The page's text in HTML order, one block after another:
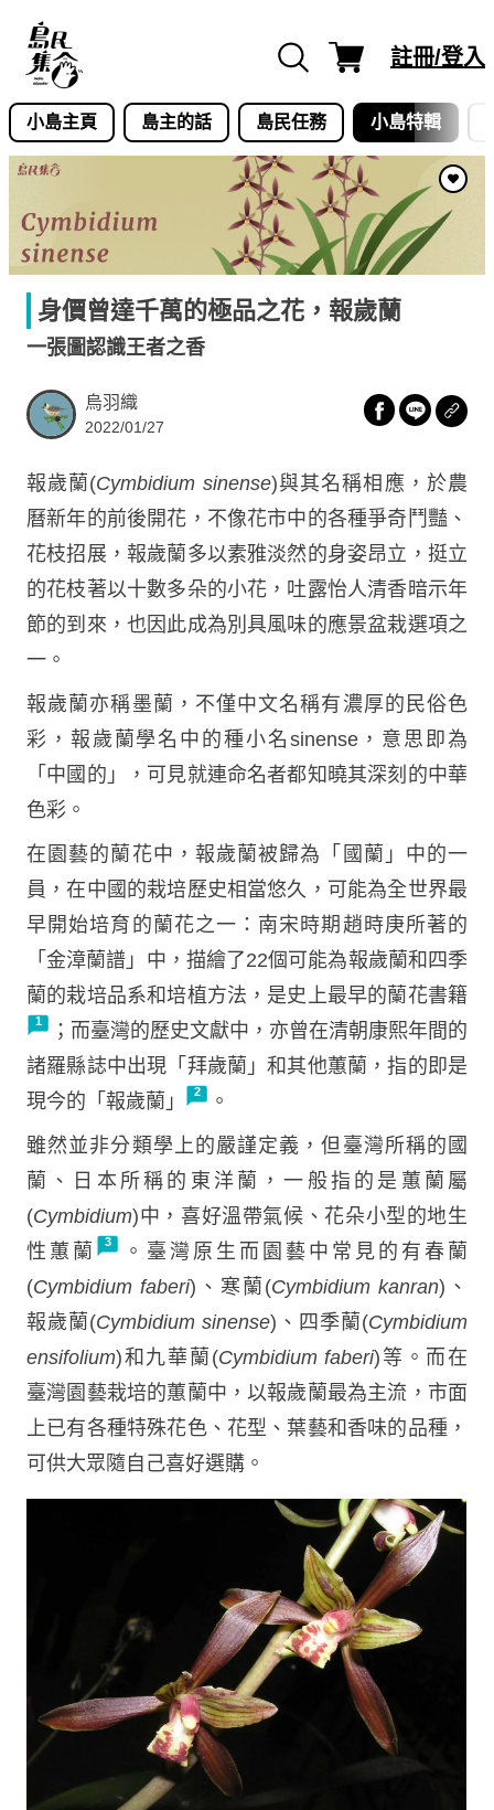
content
註冊/登入
小島主頁 島主的話 島民任務 小島特輯
身價曾達千萬的極品之花，報歲蘭
一張圖認識王者之香
烏羽織
2022/01/27
報歲蘭(Cymbidium sinense)與其名稱相應，於農
曆新年的前後開花，不像花市中的各種爭奇鬥豔、
花枝招展，報歲蘭多以素雅淡然的身姿昂立，挺立
的花枝著以十數多朵的小花，吐露怡人清香暗示年
節的到來，也因此成為別具風味的應景盆栽選項之
一。
報歲蘭亦稱墨蘭，不僅中文名稱有濃厚的民俗色
彩，報歲蘭學名中的種小名sinense，意思即為
「中國的」，可見就連命名者都知曉其深刻的中華
色彩。
在園藝的蘭花中，報歲蘭被歸為「國蘭」中的一
員，在中國的栽培歷史相當悠久，可能為全世界最
早開始培育的蘭花之一：南宋時期趙時庚所著的
「金漳蘭譜」中，描繪了22個可能為報歲蘭和四季
蘭的栽培品系和培植方法，是史上最早的蘭花書籍
；而臺灣的歷史文獻中，亦曾在清朝康熙年間的
諸羅縣誌中出現「拜歲蘭」和其他蕙蘭，指的即是
現今的「報歲蘭」
。
雖然並非分類學上的嚴謹定義，但臺灣所稱的國
蘭、日本所稱的東洋蘭，一般指的是蕙蘭屬
(Cymbidium)中，喜好溫帶氣候、花朵小型的地生
性蕙蘭
。臺灣原生而園藝中常見的有春蘭
(Cymbidium faberi)、寒蘭(Cymbidium kanran)、
報歲蘭(Cymbidium sinense)、四季蘭(Cymbidium
ensifolium)和九華蘭(Cymbidium faberi)等。而在
臺灣園藝栽培的蕙蘭中，以報歲蘭最為主流，市面
上已有各種特殊花色、花型、葉藝和香味的品種，
可供大眾隨自己喜好選購。